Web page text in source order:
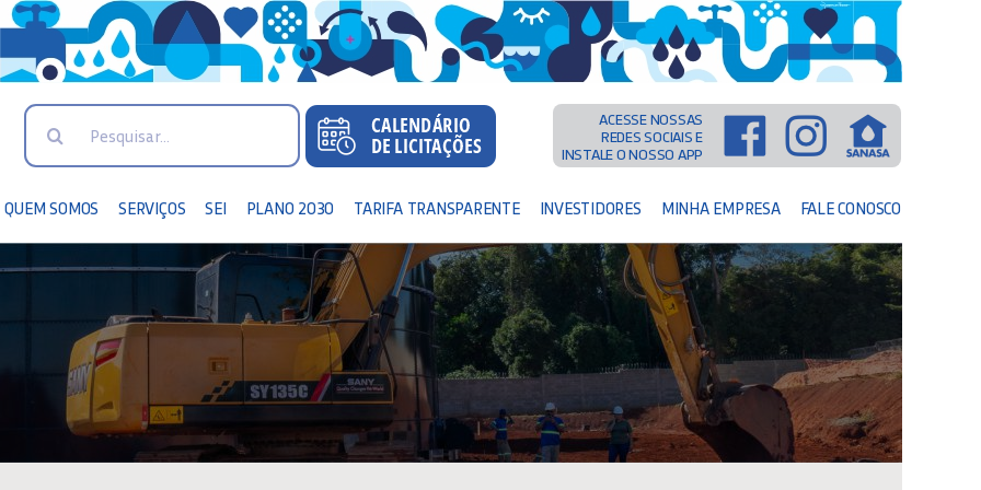
Search
ACESSE NOSSAS
REDES SOCIAIS E
INSTALE O NOSSO APP
QUEM SOMOS SERVIÇOS SEI PLANO 2030 TARIFA TRANSPARENTE INVESTIDORES MINHA EMPRESA FALE CONOSCO